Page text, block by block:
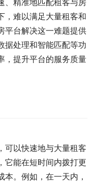
，难以满足大量租客和
平台解决这一难题提供
据处理和智能匹配等功
，提升平台的服务质量
可以快速地与大量租客
它能在短时间内拨打更
。例如，在一天内，